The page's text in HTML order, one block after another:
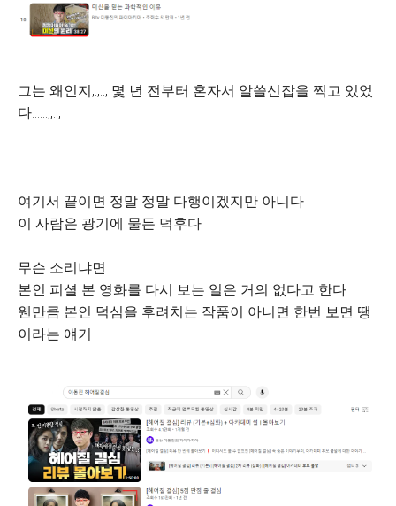
그는 왜인지,.,.., 몇 년 전부터 혼자서 알쓸신잡을 찍고 있었
다......,,..,
여기서 끝이면 정말 정말 다행이겠지만 아니다
이 사람은 광기에 물든 덕후다
무슨 소리냐면
본인 피셜 본 영화를 다시 보는 일은 거의 없다고 한다
웬만큼 본인 덕심을 후려치는 작품이 아니면 한번 보면 땡
이라는 얘기